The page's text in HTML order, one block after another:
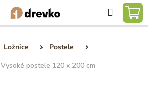
Hledat
Ložnice
Postele
Vysoké postele 120 x 200 cm